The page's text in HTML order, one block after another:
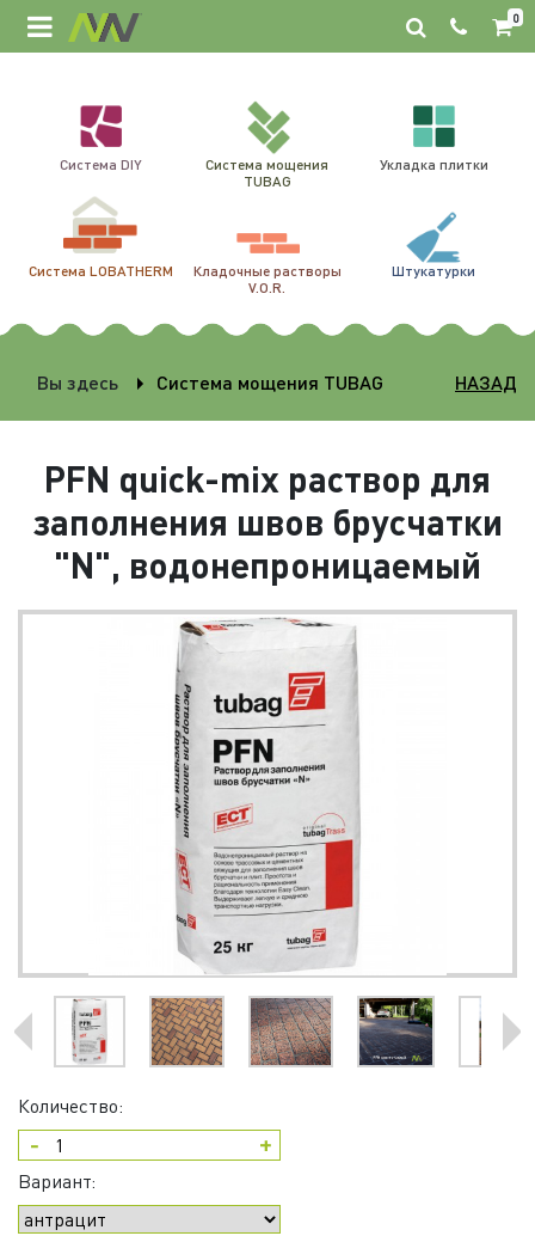
0
Система DIY
Система мощения
TUBAG
Укладка плитки
Система LOBATHERM
Кладочные растворы
V.O.R.
Штукатурки
Вы здесь Система мощения TUBAG НАЗАД
PFN quick-mix раствор для
заполнения швов брусчатки
"N", водонепроницаемый
Количество:
- +
Вариант: